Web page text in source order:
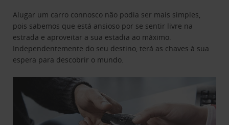
Alugar um carro connosco não podia ser mais simples,
pois sabemos que está ansioso por se sentir livre na
estrada e aproveitar a sua estadia ao máximo.
Independentemente do seu destino, terá as chaves à sua
espera para descobrir o mundo.